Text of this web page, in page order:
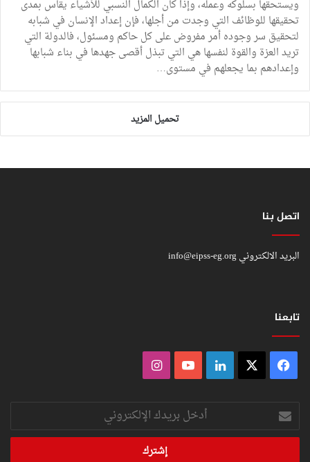
ويستحقها بسلوكه وعمله، وإذا كان الكمال النسبي للأشياء يقاس بمدى
تحقيقها للوظائف التي وجدت من أجلها، فإن إعداد الإنسان في شبابه
لتحقيق سر وجوده أمر مفروض على كل حاكم ومسئول، فالدولة التي
تريد العزة والقوة لنفسها هي التي تبذل أقصى جهدها في بناء شبابها
وإعدادهم بما يجعلهم في مستوى…
تحميل المزيد
اتصل بنا
البريد الالكترونيinfo@eipss-eg.org
تابعنا
فيسبوك لينكدإن ‫YouTube
أدخل
بريدك
الإلكتروني